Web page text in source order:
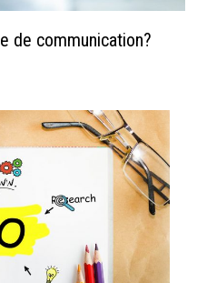
de communication?